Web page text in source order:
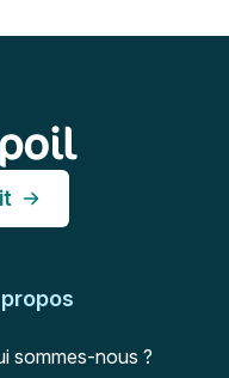
sommes-nous ?